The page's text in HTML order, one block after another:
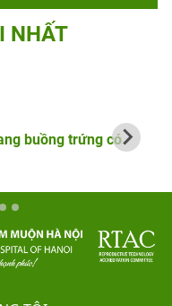
NHẤT
buồng trứng có